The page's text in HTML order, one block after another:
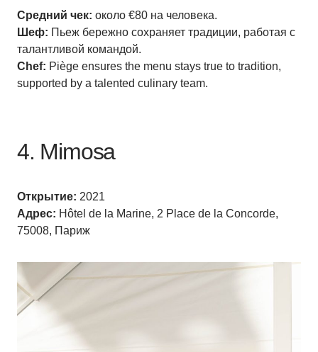
Средний чек: около €80 на человека.
Шеф: Пьеж бережно сохраняет традиции, работая с
талантливой командой.
Chef: Piège ensures the menu stays true to tradition,
supported by a talented culinary team.
4. Mimosa
Открытие: 2021
Адрес: Hôtel de la Marine, 2 Place de la Concorde,
75008, Париж